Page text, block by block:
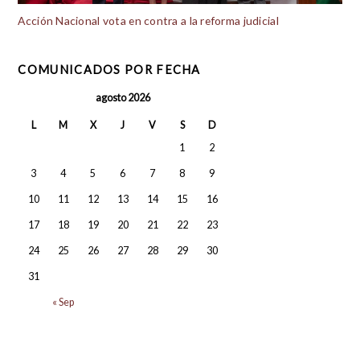
Acción Nacional vota en contra a la reforma judicial
COMUNICADOS POR FECHA
agosto 2026
L M X J V S D
« Sep
1 2
3 4 5 6 7 8 9
10 11 12 13 14 15 16
17 18 19 20 21 22 23
24 25 26 27 28 29 30
31